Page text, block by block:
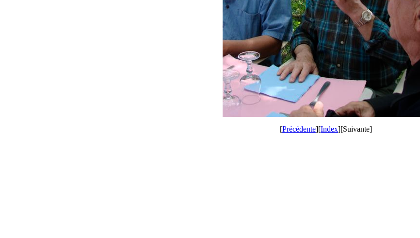
[Précédente][Index][Suivante]